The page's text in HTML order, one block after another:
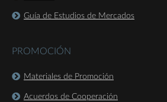
Guía de Estudios de Mercados
PROMOCIÓN
Materiales de Promoción
Acuerdos de Cooperación